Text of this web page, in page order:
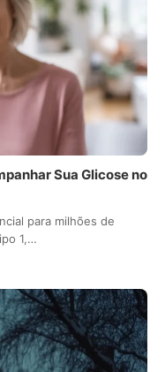
Sua Glicose no
para milhões de
1,…